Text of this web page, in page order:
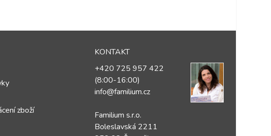
zboží
KONTAKT
+420 725 957 422
(8:00-16:00)
info@familium.cz
Familium s.r.o.
Boleslavská 2211